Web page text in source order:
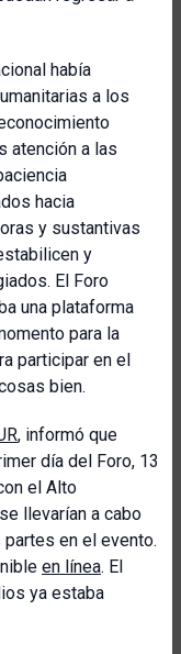
había
a los
atención a las
hacia
y sustantivas
y
El Foro
una plataforma
para la
participar en el
bien.
, informó que
día del Foro, 13
el Alto
llevarían a cabo
en el evento.
en línea. El
ya estaba